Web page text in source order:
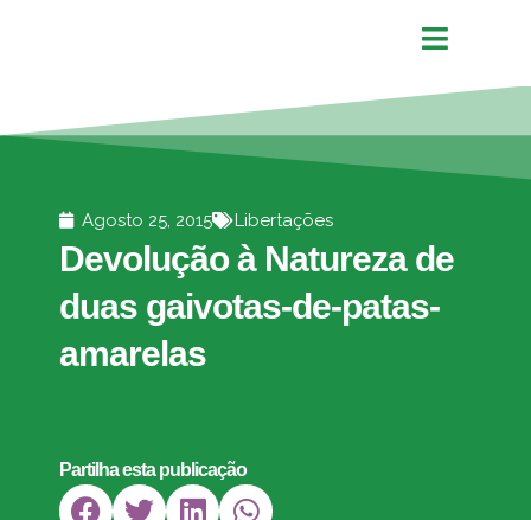
Agosto 25, 2015 Libertações
Devolução à Natureza de
duas gaivotas-de-patas-
amarelas
Partilha esta publicação